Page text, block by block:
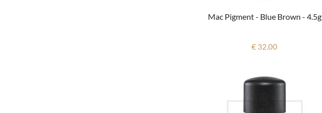
Mac Pigment - Blue Brown - 4.5g
€ 32.00